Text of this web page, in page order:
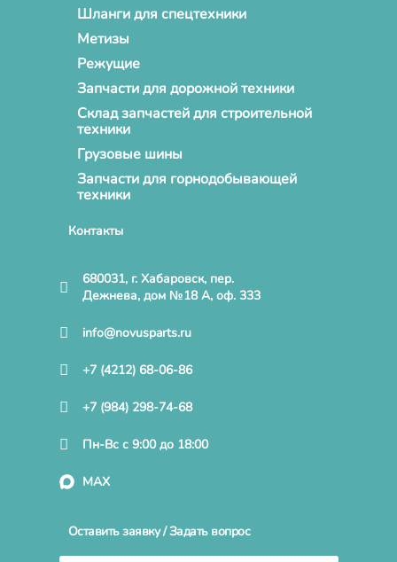
Шланги для спецтехники
Метизы
Режущие
Запчасти для дорожной техники
Склад запчастей для строительной
техники
Грузовые шины
Запчасти для горнодобывающей
техники
Контакты
680031, г. Хабаровск, пер.
Дежнева, дом №18 А, оф. 333
info@novusparts.ru
+7 (4212) 68-06-86
+7 (984) 298-74-68
Пн-Вс с 9:00 до 18:00
MAX
Оставить заявку / Задать вопрос